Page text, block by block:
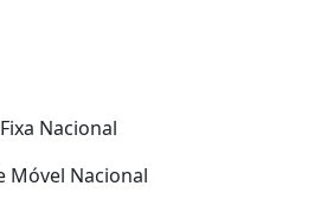
Nacional
Móvel Nacional